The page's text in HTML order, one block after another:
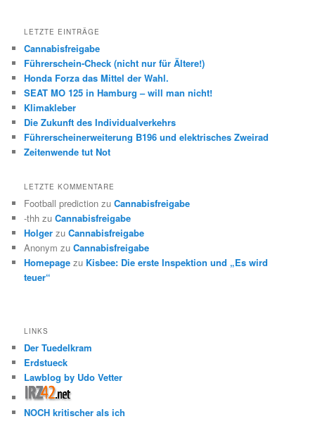
LETZTE EINTRÄGE
Cannabisfreigabe
Führerschein-Check (nicht nur für Ältere!)
Honda Forza das Mittel der Wahl.
SEAT MO 125 in Hamburg – will man nicht!
Klimakleber
Die Zukunft des Individualverkehrs
Führerscheinerweiterung B196 und elektrisches Zweirad
Zeitenwende tut Not
LETZTE KOMMENTARE
Football prediction zuCannabisfreigabe
-thh zuCannabisfreigabe
Holger zuCannabisfreigabe
Anonym zuCannabisfreigabe
Homepage zu Kisbee: Die erste Inspektion und „Es wird
teuer“
LINKS
Der Tuedelkram
Erdstueck
Lawblog by Udo Vetter
NOCH kritischer als ich